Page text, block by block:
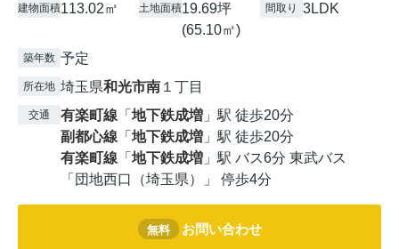
建物面積113.02㎡ 土地面積19.69坪
(65.10㎡)
間取り 3LDK
築年数 予定
所在地 埼玉県和光市南 １丁目
交通 有楽町線 「 地下鉄成増 」駅 徒歩20分
副都心線 「 地下鉄成増 」駅 徒歩20分
有楽町線 「 地下鉄成増 」駅 バス6分 東武バス
「団地西口（埼玉県）」 停歩4分
無料 お問い合わせ